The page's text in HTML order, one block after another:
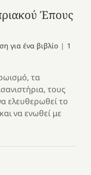
Έπους
για ένα βιβλίο | 1
τα
τους
ελευθερωθεί το
να ενωθεί με